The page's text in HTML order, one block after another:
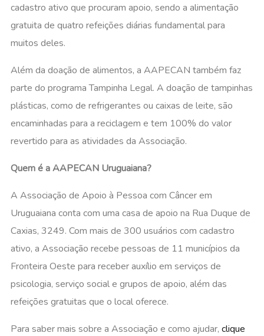
cadastro ativo que procuram apoio, sendo a alimentação
gratuita de quatro refeições diárias fundamental para
muitos deles.
Além da doação de alimentos, a AAPECAN também faz
parte do programa Tampinha Legal. A doação de tampinhas
plásticas, como de refrigerantes ou caixas de leite, são
encaminhadas para a reciclagem e tem 100% do valor
revertido para as atividades da Associação.
Quem é a AAPECAN Uruguaiana?
A Associação de Apoio à Pessoa com Câncer em
Uruguaiana conta com uma casa de apoio na Rua Duque de
Caxias, 3249. Com mais de 300 usuários com cadastro
ativo, a Associação recebe pessoas de 11 municípios da
Fronteira Oeste para receber auxílio em serviços de
psicologia, serviço social e grupos de apoio, além das
refeições gratuitas que o local oferece.
Para saber mais sobre a Associação e como ajudar, clique